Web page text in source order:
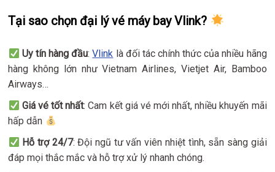
Tại sao chọn đại lý vé máy bay Vlink?
Uy tín hàng đầu:Vlink là đối tác chính thức của nhiều hãng
hàng không lớn như Vietnam Airlines, Vietjet Air, Bamboo
Airways…
Giá vé tốt nhất: Cam kết giá vé mới nhất, nhiều khuyến mãi
hấp dẫn
Hỗ trợ 24/7: Đội ngũ tư vấn viên nhiệt tình, sẵn sàng giải
đáp mọi thắc mắc và hỗ trợ xử lý nhanh chóng.